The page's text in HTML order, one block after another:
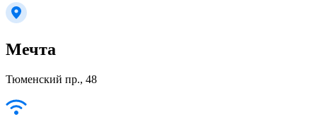
Мечта
Тюменский пр., 48